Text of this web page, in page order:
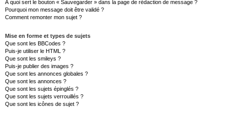
À quoi sert le bouton « Sauvegarder » dans la page de rédaction de message ?
Pourquoi mon message doit être validé ?
Comment remonter mon sujet ?
Mise en forme et types de sujets
Que sont les BBCodes ?
Puis-je utiliser le HTML ?
Que sont les smileys ?
Puis-je publier des images ?
Que sont les annonces globales ?
Que sont les annonces ?
Que sont les sujets épinglés ?
Que sont les sujets verrouillés ?
Que sont les icônes de sujet ?